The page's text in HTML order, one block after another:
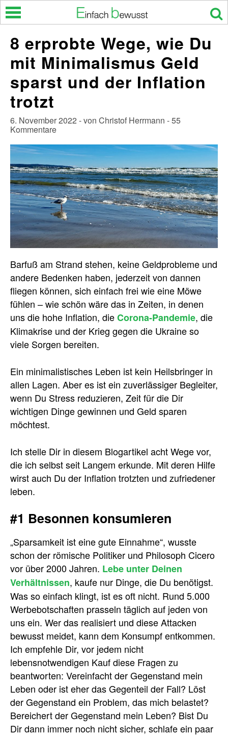
Skip
8 erprobte Wege, wie Du
mit Minimalismus Geld
sparst und der Inflation
trotzt
6. November 2022 - von Christof Herrmann - 55
Kommentare
Barfuß am Strand stehen, keine Geldprobleme und
andere Bedenken haben, jederzeit von dannen
fliegen können, sich einfach frei wie eine Möwe
fühlen – wie schön wäre das in Zeiten, in denen
uns die hohe Inflation, dieCorona-Pandemie, die
Klimakrise und der Krieg gegen die Ukraine so
viele Sorgen bereiten.
Ein minimalistisches Leben ist kein Heilsbringer in
allen Lagen. Aber es ist ein zuverlässiger Begleiter,
wenn Du Stress reduzieren, Zeit für die Dir
wichtigen Dinge gewinnen und Geld sparen
möchtest.
Ich stelle Dir in diesem Blogartikel acht Wege vor,
die ich selbst seit Langem erkunde. Mit deren Hilfe
wirst auch Du der Inflation trotzten und zufriedener
leben.
#1 Besonnen konsumieren
„Sparsamkeit ist eine gute Einnahme“, wusste
schon der römische Politiker und Philosoph Cicero
vor über 2000 Jahren. Lebe unter Deinen
Verhältnissen, kaufe nur Dinge, die Du benötigst.
Was so einfach klingt, ist es oft nicht. Rund 5.000
Werbebotschaften prasseln täglich auf jeden von
uns ein. Wer das realisiert und diese Attacken
bewusst meidet, kann dem Konsumpf entkommen.
Ich empfehle Dir, vor jedem nicht
lebensnotwendigen Kauf diese Fragen zu
beantworten: Vereinfacht der Gegenstand mein
Leben oder ist eher das Gegenteil der Fall? Löst
der Gegenstand ein Problem, das mich belastet?
Bereichert der Gegenstand mein Leben? Bist Du
Dir dann immer noch nicht sicher, schlafe ein paar